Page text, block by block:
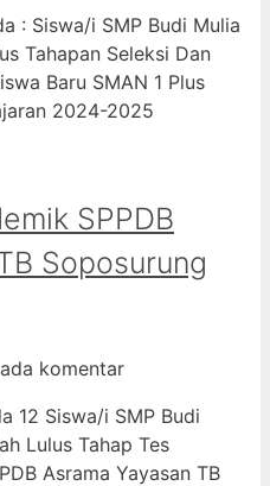
: Siswa/i SMP Budi Mulia
Tahapan Seleksi Dan
Baru SMAN 1 Plus
2024-2025
SPPDB
Soposurung
komentar
12 Siswa/i SMP Budi
Lulus Tahap Tes
Asrama Yayasan TB